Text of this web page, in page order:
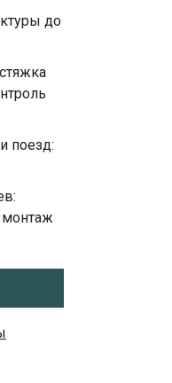
до
поезд:
монтаж